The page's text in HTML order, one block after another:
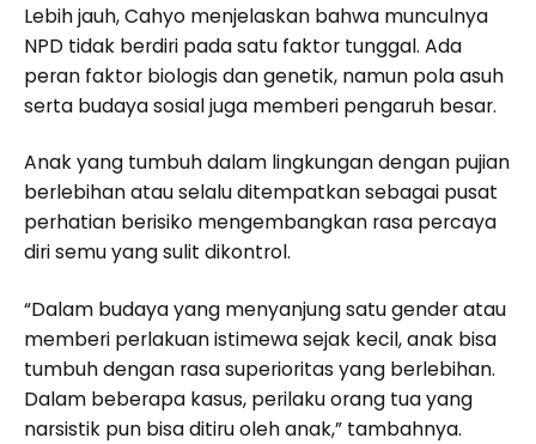
Lebih jauh, Cahyo menjelaskan bahwa munculnya
NPD tidak berdiri pada satu faktor tunggal. Ada
peran faktor biologis dan genetik, namun pola asuh
serta budaya sosial juga memberi pengaruh besar.
Anak yang tumbuh dalam lingkungan dengan pujian
berlebihan atau selalu ditempatkan sebagai pusat
perhatian berisiko mengembangkan rasa percaya
diri semu yang sulit dikontrol.
“Dalam budaya yang menyanjung satu gender atau
memberi perlakuan istimewa sejak kecil, anak bisa
tumbuh dengan rasa superioritas yang berlebihan.
Dalam beberapa kasus, perilaku orang tua yang
narsistik pun bisa ditiru oleh anak,” tambahnya.